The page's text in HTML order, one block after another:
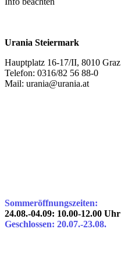
Urania Steiermark
Hauptplatz 16-17/II, 8010 Graz
Telefon: 0316/82 56 88-0
Mail: urania@urania.at
Sommeröffnungszeiten:
24.08.-04.09: 10.00-12.00 Uhr
Geschlossen: 20.07.-23.08.